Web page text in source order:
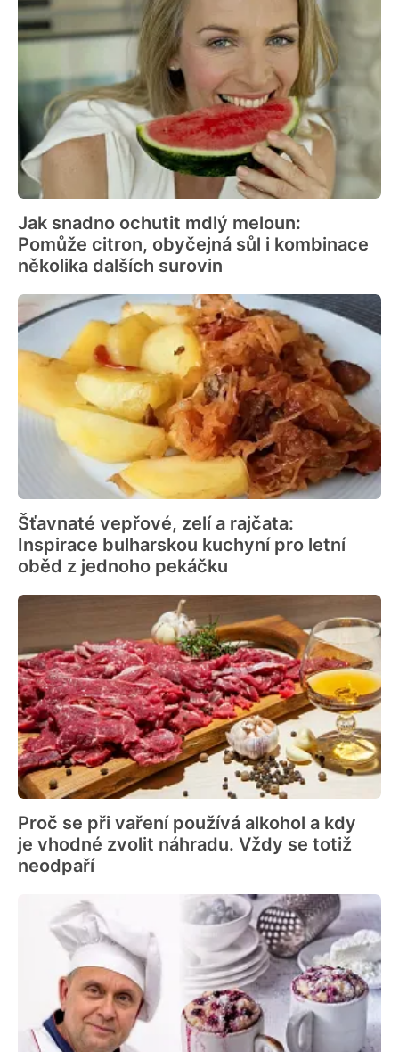
Jak snadno ochutit mdlý meloun:
Pomůže citron, obyčejná sůl i kombinace
několika dalších surovin
Šťavnaté vepřové, zelí a rajčata:
Inspirace bulharskou kuchyní pro letní
oběd z jednoho pekáčku
Proč se při vaření používá alkohol a kdy
je vhodné zvolit náhradu. Vždy se totiž
neodpaří